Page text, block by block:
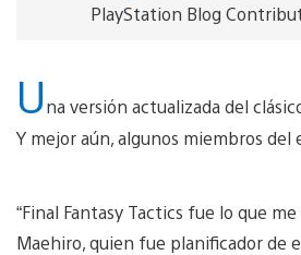
PlayStation Blog
Una versión actualizada del
Y mejor aún, algunos miembros
“Final Fantasy Tactics fue lo que
Maehiro, quien fue planificador de